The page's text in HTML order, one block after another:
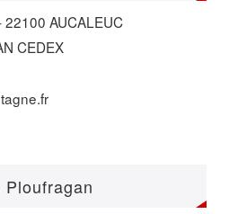
AUCALEUC
CEDEX
Ploufragan